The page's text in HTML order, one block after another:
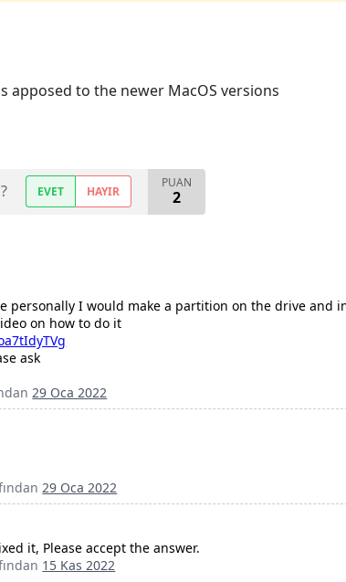
apposed to the newer MacOS versions
EVET HAYIR
PUAN
2
personally I would make a partition on the drive and
on how to do it
ask
29 Oca 2022
29 Oca 2022
it, Please accept the answer.
15 Kas 2022